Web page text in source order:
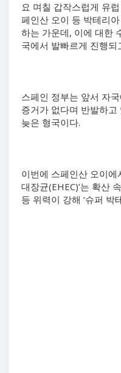
요 며칠 갑작스럽게 유
페인산 오이 등 박테리
하는 가운데, 이에 대한
국에서 발빠르게 진행되
스페인 정부는 앞서 자
증거가 없다며 반발하
늦은 형국이다.
이번에 스페인산 오이에
대장균(EHEC)’는 확산
등 위력이 강해 ‘슈퍼 박